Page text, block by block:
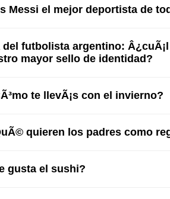
Messi el mejor deportista de
del futbolista argentino:
mayor sello de identidad?
te llevÃ¡s con el invierno?
quieren los padres como
gusta el sushi?